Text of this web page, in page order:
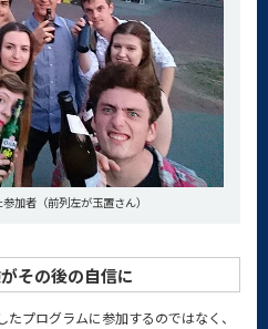
加者（前列左が玉置さん）
その後の自信に
プログラムに参加するのではなく、